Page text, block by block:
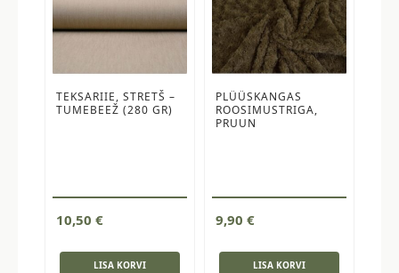
TEKSARIIE, STRETŠ –
TUMEBEEŽ (280 GR)
10,50 €
LISA KORVI
PLÜÜSKANGAS
ROOSIMUSTRIGA,
PRUUN
9,90 €
LISA KORVI